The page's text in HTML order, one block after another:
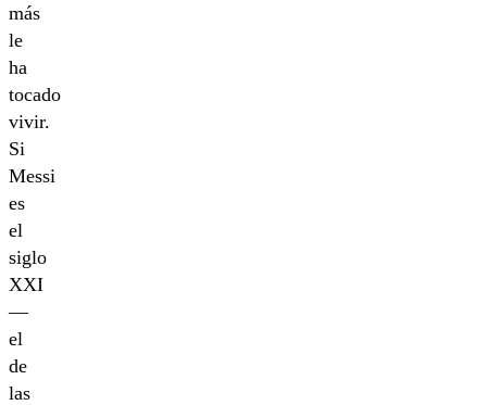
más
le
ha
tocado
vivir.
Si
Messi
es
el
siglo
XXI
—
el
de
las